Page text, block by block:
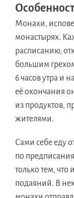
Монахи,
монастырях.
расписанию,
большим
6 часов утра и
её окончания
из продуктов,
жителями.
Сами себе еду
по
только тем, что
подаяний. В